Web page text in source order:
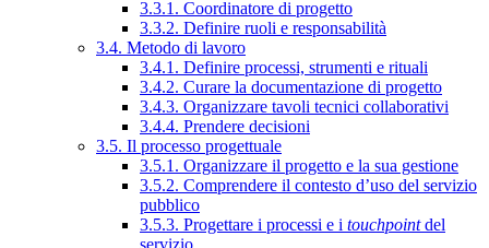
3.3.1. Coordinatore di progetto
3.3.2. Definire ruoli e responsabilità
3.4. Metodo di lavoro
3.4.1. Definire processi, strumenti e rituali
3.4.2. Curare la documentazione di progetto
3.4.3. Organizzare tavoli tecnici collaborativi
3.4.4. Prendere decisioni
3.5. Il processo progettuale
3.5.1. Organizzare il progetto e la sua gestione
3.5.2. Comprendere il contesto d’uso del servizio
pubblico
3.5.3. Progettare i processi e i touchpointdel
servizio